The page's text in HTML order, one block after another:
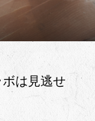
は見逃せ